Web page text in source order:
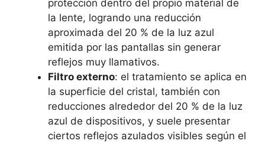
protección dentro del propio material de
la lente, logrando una reducción
aproximada del 20 % de la luz azul
emitida por las pantallas sin generar
reflejos muy llamativos.
Filtro externo: el tratamiento se aplica en
la superficie del cristal, también con
reducciones alrededor del 20 % de la luz
azul de dispositivos, y suele presentar
ciertos reflejos azulados visibles según el